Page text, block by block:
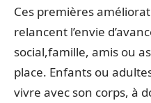
Ces premières
relancent l’envie
social,famille, amis ou
place. Enfants ou
vivre avec son corps, à